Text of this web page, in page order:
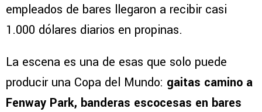
empleados de bares llegaron a recibir casi
1.000 dólares diarios en propinas.
La escena es una de esas que solo puede
producir una Copa del Mundo: gaitas camino a
Fenway Park, banderas escocesas en bares